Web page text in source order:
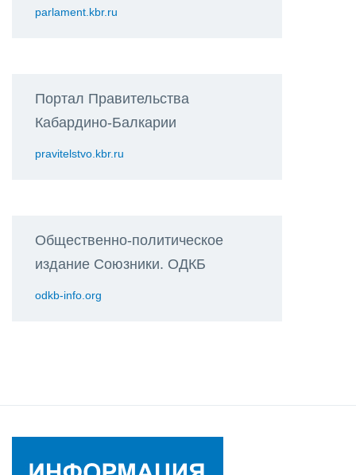
parlament.kbr.ru
Портал Правительства
Кабардино-Балкарии
pravitelstvo.kbr.ru
Общественно-политическое
издание Союзники. ОДКБ
odkb-info.org